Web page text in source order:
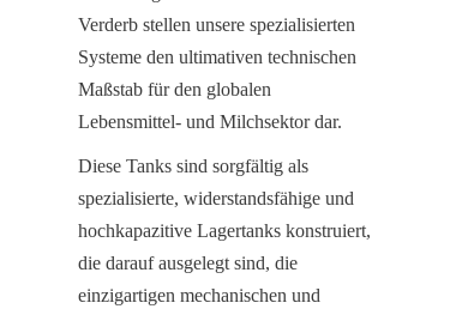
Verderb stellen unsere spezialisierten
Systeme den ultimativen technischen
Maßstab für den globalen
Lebensmittel- und Milchsektor dar.
Diese Tanks sind sorgfältig als
spezialisierte, widerstandsfähige und
hochkapazitive Lagertanks konstruiert,
die darauf ausgelegt sind, die
einzigartigen mechanischen und